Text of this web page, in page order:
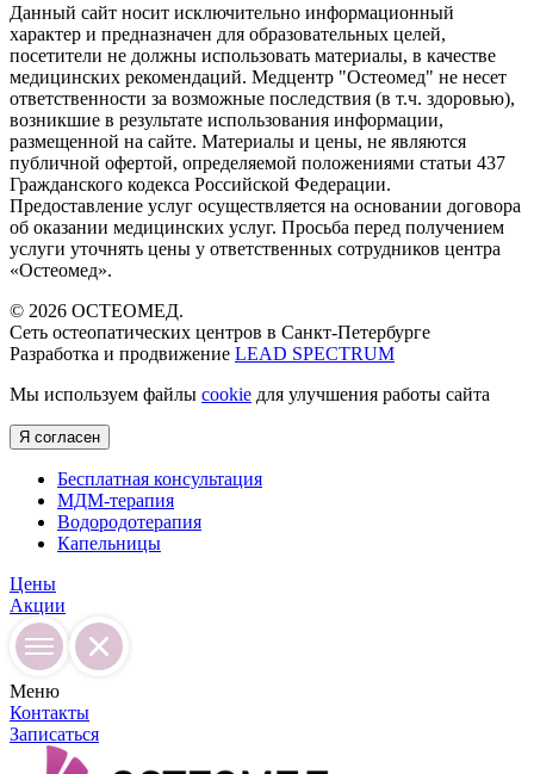
Данный сайт носит исключительно информационный
характер и предназначен для образовательных целей,
посетители не должны использовать материалы, в качестве
медицинских рекомендаций. Медцентр "Остеомед" не несет
ответственности за возможные последствия (в т.ч. здоровью),
возникшие в результате использования информации,
размещенной на сайте. Материалы и цены, не являются
публичной офертой, определяемой положениями статьи 437
Гражданского кодекса Российской Федерации.
Предоставление услуг осуществляется на основании договора
об оказании медицинских услуг. Просьба перед получением
услуги уточнять цены у ответственных сотрудников центра
«Остеомед».
© 2026 ОСТЕОМЕД.
Сеть остеопатических центров в Санкт-Петербурге
Разработка и продвижение LEAD SPECTRUM
Мы используем файлы cookie для улучшения работы сайта
Я согласен
Бесплатная консультация
МДМ-терапия
Водородотерапия
Капельницы
Цены
Акции
Меню
Контакты
Записаться